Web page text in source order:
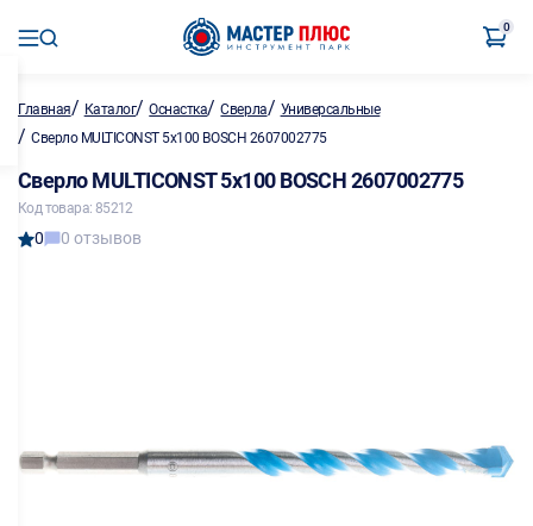
0
Главная/ Каталог/Оснастка/Сверла/ Универсальные
/ Сверло MULTICONST 5х100 BOSCH 2607002775
Сверло MULTICONST 5х100 BOSCH 2607002775
Код товара: 85212
0 0 отзывов